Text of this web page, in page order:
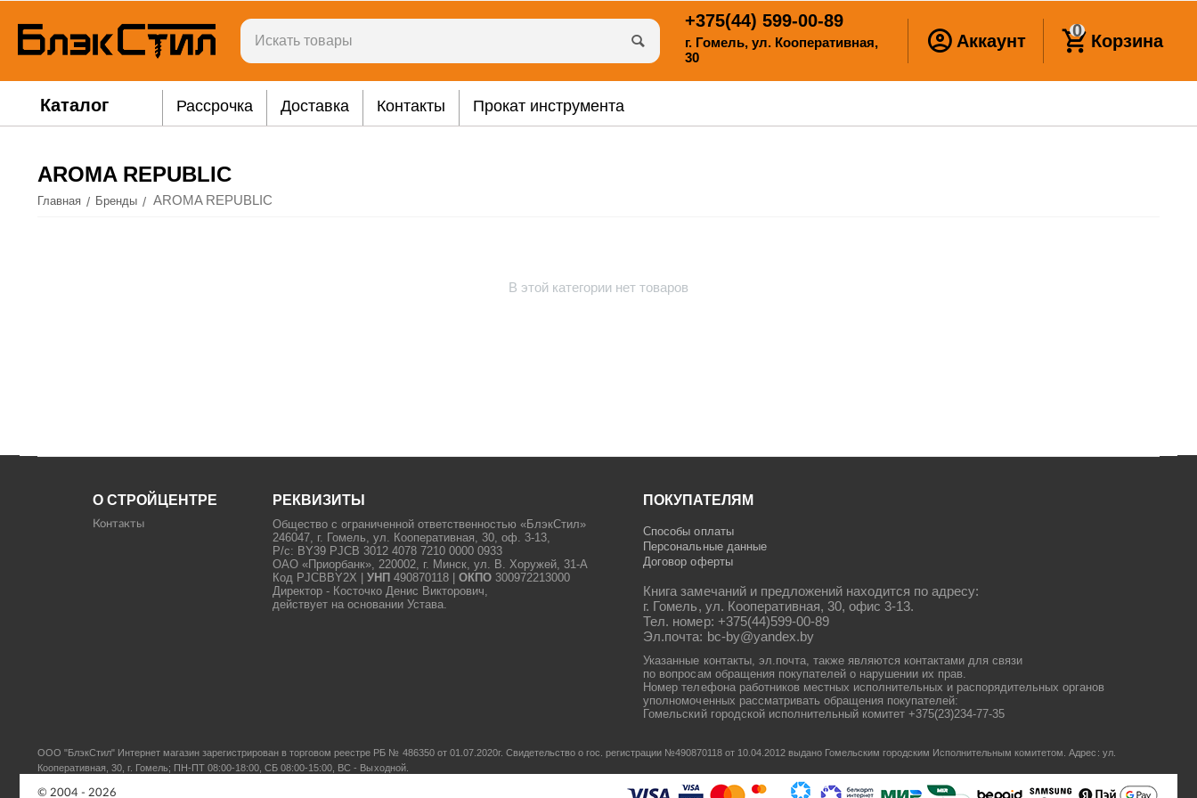
+375(44) 599-00-89
г. Гомель, ул. Кооперативная,
30
Аккаунт
0
Корзина
Каталог Рассрочка Доставка Контакты Прокат инструмента
AROMA REPUBLIC
Главная / Бренды / AROMA REPUBLIC
В этой категории нет товаров
О СТРОЙЦЕНТРЕ
Контакты
РЕКВИЗИТЫ
Общество с ограниченной ответственностью «БлэкСтил»
246047, г. Гомель, ул. Кооперативная, 30, оф. 3-13,
Р/с: BY39 PJCB 3012 4078 7210 0000 0933
ОАО «Приорбанк», 220002, г. Минск, ул. В. Хоружей, 31-А
Код PJCBBY2X |УНП 490870118 |ОКПО 300972213000
Директор - Косточко Денис Викторович,
действует на основании Устава.
ПОКУПАТЕЛЯМ
Способы оплаты
Персональные данные
Договор оферты
Книга замечаний и предложений находится по адресу:
г. Гомель, ул. Кооперативная, 30, офис 3-13.
Тел. номер: +375(44)599-00-89
Эл.почта: bc-by@yandex.by
Указанные контакты, эл.почта, также являются контактами для связи
по вопросам обращения покупателей о нарушении их прав.
Номер телефона работников местных исполнительных и распорядительных органов
уполномоченных рассматривать обращения покупателей:
Гомельский городской исполнительный комитет +375(23)234-77-35
ООО "БлэкСтил" Интернет магазин зарегистрирован в торговом реестре РБ № 486350 от 01.07.2020г. Свидетельство о гос. регистрации №490870118 от 10.04.2012 выдано Гомельским городским Исполнительным комитетом.Адрес: ул.
Кооперативная, 30, г. Гомель; ПН-ПТ 08:00-18:00, СБ 08:00-15:00, ВС - Выходной.
© 2004 - 2026